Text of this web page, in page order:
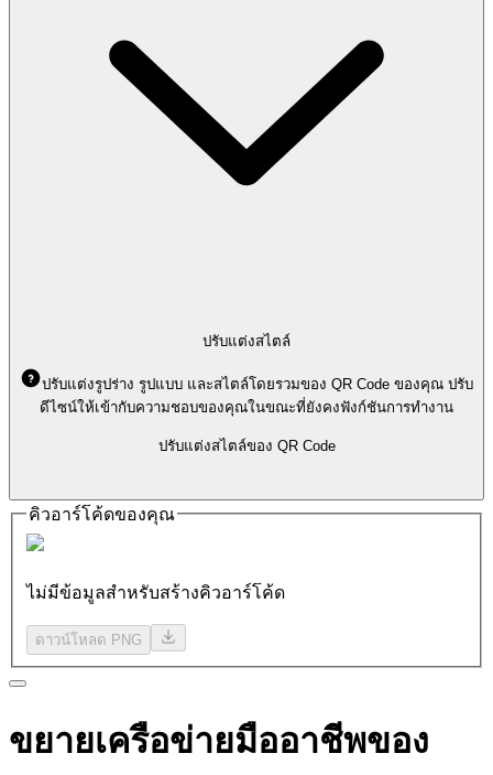
ปรับแต่งสไตล์
ปรับแต่งรูปร่าง รูปแบบ และสไตล์โดยรวมของ QR Code ของคุณ ปรับ
ดีไซน์ให้เข้ากับความชอบของคุณในขณะที่ยังคงฟังก์ชันการทำงาน
ปรับแต่งสไตล์ของ QR Code
คิวอาร์โค้ดของคุณ
ไม่มีข้อมูลสำหรับสร้างคิวอาร์โค้ด
ดาวน์โหลด PNG
ขยายเครือข่ายมืออาชีพของ